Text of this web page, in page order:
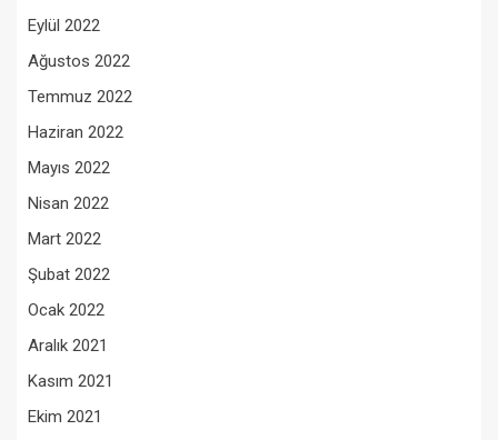
Eylül 2022
Ağustos 2022
Temmuz 2022
Haziran 2022
Mayıs 2022
Nisan 2022
Mart 2022
Şubat 2022
Ocak 2022
Aralık 2021
Kasım 2021
Ekim 2021